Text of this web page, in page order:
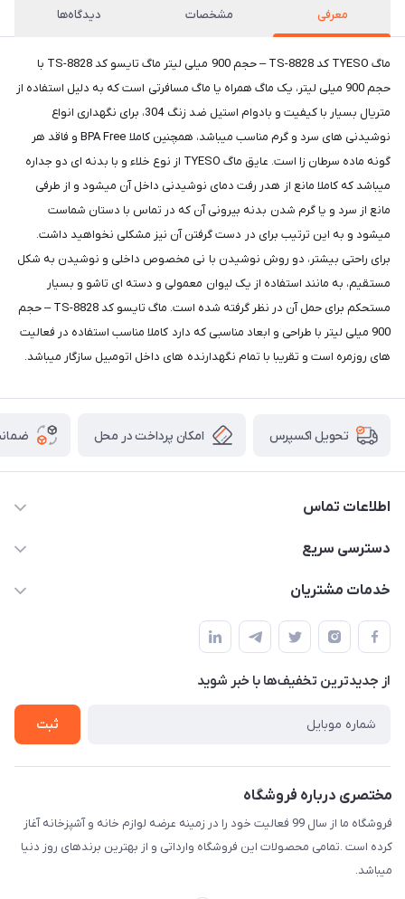
معرفی مشخصات دیدگاه‌ها
ماگ TYESO کد TS-8828 – حجم 900 میلی لیتر ماگ تایسو کد TS-8828 با
حجم 900 میلی لیتر، یک ماگ همراه یا ماگ مسافرتی است که به دلیل استفاده از
متریال بسیار با کیفیت و بادوام استیل ضد زنگ 304، برای نگهداری انواع
نوشیدنی های سرد و گرم مناسب میباشد، همچنین کاملا BPA Free و فاقد هر
گونه ماده سرطان زا است. عایق ماگ TYESO از نوع خلاء و با بدنه ای دو جداره
میباشد که کاملا مانع از هدر رفت دمای نوشیدنی داخل آن میشود و از طرفی
مانع از سرد و یا گرم شدن بدنه بیرونی آن که در تماس با دستان شماست
میشود و به این ترتیب برای در دست گرفتن آن نیز مشکلی نخواهید داشت.
برای راحتی بیشتر، دو روش نوشیدن با نی مخصوص داخلی و نوشیدن به شکل
مستقیم، به مانند استفاده از یک لیوان معمولی و دسته ای تاشو و بسیار
مستحکم برای حمل آن در نظر گرفته شده است. ماگ تایسو کد TS-8828 – حجم
900 میلی لیتر با طراحی و ابعاد مناسبی که دارد کاملا مناسب استفاده در فعالیت
های روزمره است و تقریبا با تمام نگهدارنده های داخل اتومبیل سازگار میباشد.
تحویل اکسپرس امکان پرداخت در محل
اطلاعات تماس
09165044753
دسترسی سریع
حساب کاربری
لیست محصولات
درباره ما
خدمات مشتریان
قوانین و مقررات
حریم خصوصی
راهنما
از جدید‌ترین تخفیف‌ها با‌ خبر شوید
ثبت
مختصری درباره فروشگاه
فروشگاه ما از سال 99 فعالیت خود را در زمینه عرضه لوازم خانه و آشپزخانه آغاز
کرده است .تمامی محصولات این فروشگاه وارداتی و از بهترین برندهای روز دنیا
میباشد.